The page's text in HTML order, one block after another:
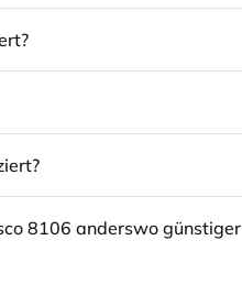
8106 anderswo günstiger